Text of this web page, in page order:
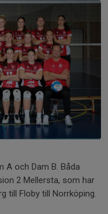
A och Dam B. Båda
2 Mellersta, som har
till Floby till Norrköping.